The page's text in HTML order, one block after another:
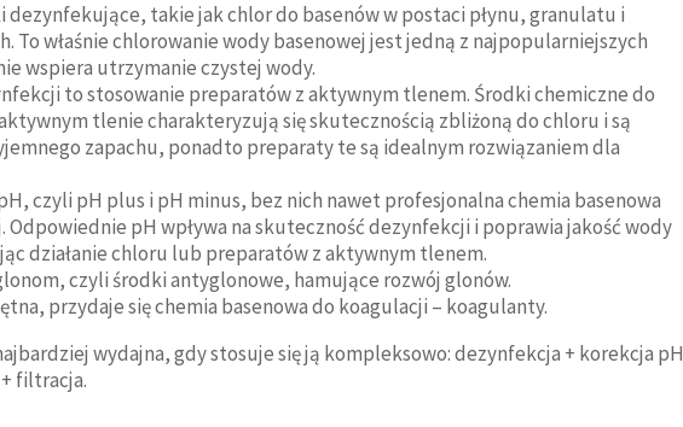
dezynfekujące, takie jak chlor do basenów w postaci płynu, granulatu i
To właśnie chlorowanie wody basenowej jest jedną z najpopularniejszych
wspiera utrzymanie czystej wody.
to stosowanie preparatów z aktywnym tlenem. Środki chemiczne do
tlenie charakteryzują się skutecznością zbliżoną do chloru i są
zapachu, ponadto preparaty te są idealnym rozwiązaniem dla
czyli pH plus i pH minus, bez nich nawet profesjonalna chemia basenowa
Odpowiednie pH wpływa na skuteczność dezynfekcji i poprawia jakość wody
działanie chloru lub preparatów z aktywnym tlenem.
czyli środki antyglonowe, hamujące rozwój glonów.
przydaje się chemia basenowa do koagulacji – koagulanty.
wydajna, gdy stosuje się ją kompleksowo: dezynfekcja + korekcja pH
filtracja.